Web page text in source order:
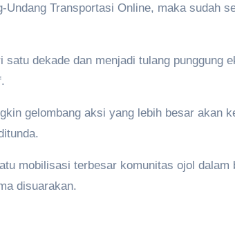
Transportasi Online, maka sudah
dekade dan menjadi tulang punggung
gelombang aksi yang lebih besar akan
mobilisasi terbesar komunitas ojol
disuarakan.